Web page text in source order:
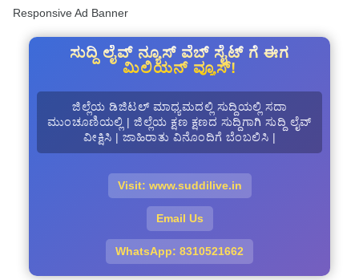
Responsive Ad Banner
ಸುದ್ದಿ ಲೈವ್ ನ್ಯೂಸ್ ವೆಬ್ ಸೈಟ್ ಗೆ ಈಗ
ಮಿಲಿಯನ್ ವ್ಯೂಸ್!
ಜಿಲ್ಲೆಯ ಡಿಜಿಟಲ್ ಮಾಧ್ಯಮದಲ್ಲಿ ಸುದ್ದಿಯಲ್ಲಿ ಸದಾ
ಮುಂಚೂಣಿಯಲ್ಲಿ | ಜಿಲ್ಲೆಯ ಕ್ಷಣ ಕ್ಷಣದ ಸುದ್ದಿಗಾಗಿ ಸುದ್ದಿ ಲೈವ್
ವೀಕ್ಷಿಸಿ | ಜಾಹಿರಾತು ವಿನೊಂದಿಗೆ ಬೆಂಬಲಿಸಿ |
Visit: www.suddilive.in
Email Us
WhatsApp: 8310521662